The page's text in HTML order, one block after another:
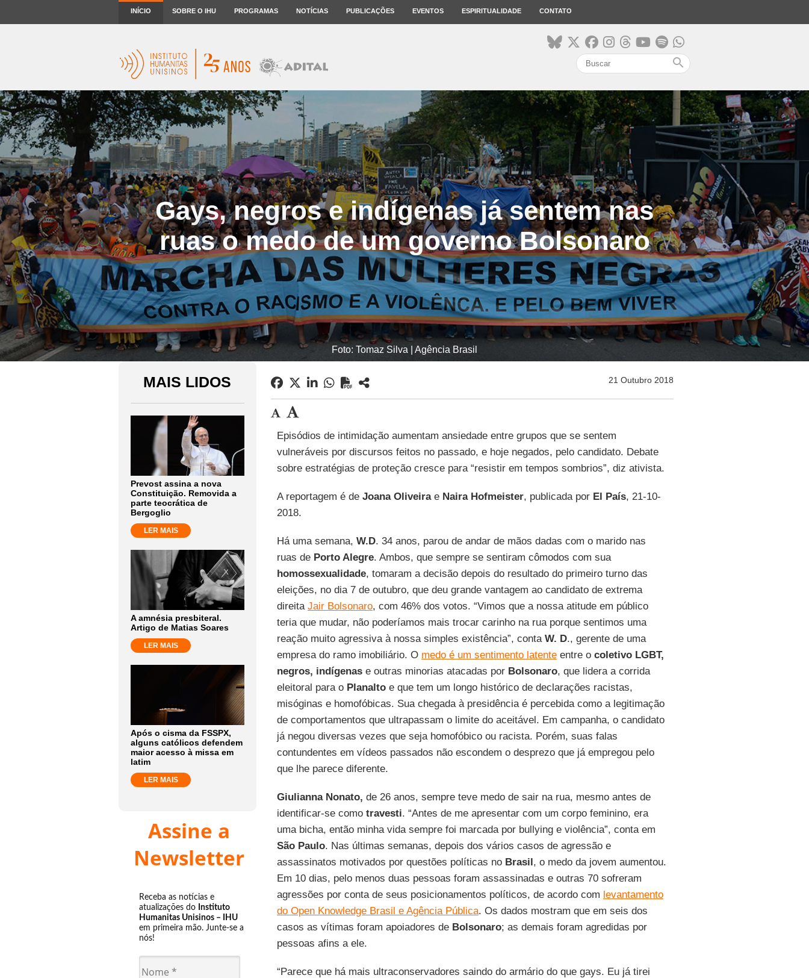
INÍCIO SOBRE O IHU PROGRAMAS NOTÍCIAS PUBLICAÇÕES EVENTOS ESPIRITUALIDADE CONTATO
search
Gays, negros e indígenas já sentem nas
ruas o medo de um governo Bolsonaro
Foto: Tomaz Silva | Agência Brasil
MAIS LIDOS
Prevost assina a nova
Constituição. Removida a
parte teocrática de
Bergoglio
LER MAIS
A amnésia presbiteral.
Artigo de Matias Soares
LER MAIS
Após o cisma da FSSPX,
alguns católicos defendem
maior acesso à missa em
latim
LER MAIS
Assine a
Newsletter
Receba as notícias e
atualizações do Instituto
Humanitas Unisinos – IHU
em primeira mão. Junte-se a
nós!
21 Outubro 2018
Episódios de intimidação aumentam ansiedade entre grupos que se sentem
vulneráveis por discursos feitos no passado, e hoje negados, pelo candidato. Debate
sobre estratégias de proteção cresce para “resistir em tempos sombrios”, diz ativista.
A reportagem é de Joana OliveiraeNaira Hofmeister, publicada por El País, 21-10-
2018.
Há uma semana, W.D. 34 anos, parou de andar de mãos dadas com o marido nas
ruas de Porto Alegre. Ambos, que sempre se sentiram cômodos com sua
homossexualidade, tomaram a decisão depois do resultado do primeiro turno das
eleições, no dia 7 de outubro, que deu grande vantagem ao candidato de extrema
direita Jair Bolsonaro, com 46% dos votos. “Vimos que a nossa atitude em público
teria que mudar, não poderíamos mais trocar carinho na rua porque sentimos uma
reação muito agressiva à nossa simples existência”, conta W. D., gerente de uma
empresa do ramo imobiliário. O medo é um sentimento latenteentre o coletivo LGBT,
negros, indígenase outras minorias atacadas por Bolsonaro, que lidera a corrida
eleitoral para o Planaltoe que tem um longo histórico de declarações racistas,
misóginas e homofóbicas. Sua chegada à presidência é percebida como a legitimação
de comportamentos que ultrapassam o limite do aceitável. Em campanha, o candidato
já negou diversas vezes que seja homofóbico ou racista. Porém, suas falas
contundentes em vídeos passados não escondem o desprezo que já empregou pelo
que lhe parece diferente.
Giulianna Nonato, de 26 anos, sempre teve medo de sair na rua, mesmo antes de
identificar-se como travesti. “Antes de me apresentar com um corpo feminino, era
uma bicha, então minha vida sempre foi marcada por bullying e violência”, conta em
São Paulo. Nas últimas semanas, depois dos vários casos de agressão e
assassinatos motivados por questões políticas no Brasil, o medo da jovem aumentou.
Em 10 dias, pelo menos duas pessoas foram assassinadas e outras 70 sofreram
agressões por conta de seus posicionamentos políticos, de acordo com levantamento
do Open Knowledge Brasil e Agência Pública. Os dados mostram que em seis dos
casos as vítimas foram apoiadores de Bolsonaro; as demais foram agredidas por
pessoas afins a ele.
“Parece que há mais ultraconservadores saindo do armário do que gays. Eu já tirei